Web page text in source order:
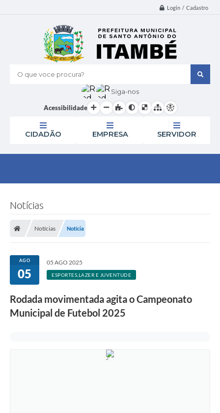
Login / Cadastro
O que voce procura?
Siga-nos
Acessibilidade
CIDADÃO EMPRESA SERVIDOR
Notícias
Notícias Notícia
AGO
05
05 AGO 2025
ESPORTES,LAZER E JUVENTUDE
Rodada movimentada agita o Campeonato
Municipal de Futebol 2025